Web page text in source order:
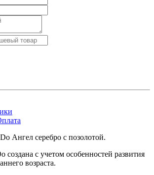
Ангел серебро с позолотой.
с учетом особенностей развития
возраста.